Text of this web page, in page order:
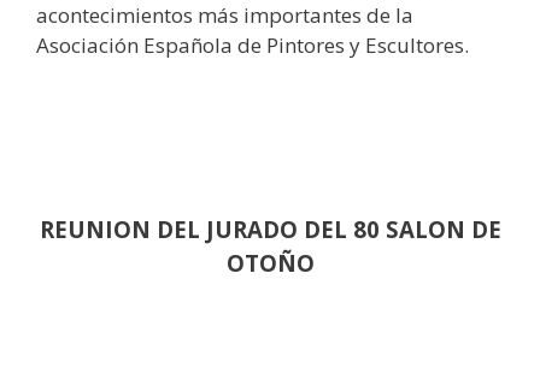
acontecimientos más importantes de la
Asociación Española de Pintores y Escultores.
REUNION DEL JURADO DEL 80 SALON DE
OTOÑO